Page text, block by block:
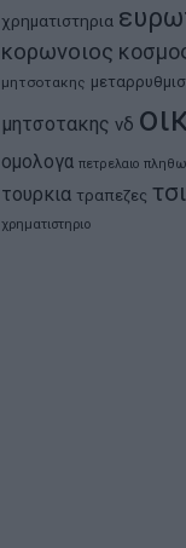
χρηματιστηρια
κορωνοιος
μητσοτακης
μητσοτακης νδ
ομολογα πετρελαιο
τουρκια τραπεζες
χρηματιστηριο